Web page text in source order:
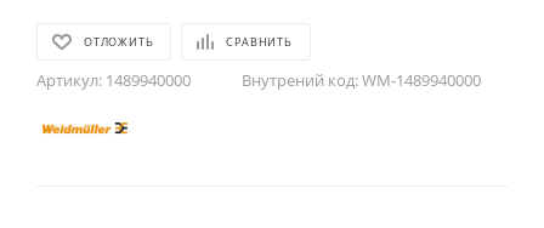
ОТЛОЖИТЬ СРАВНИТЬ
Артикул: 1489940000 Внутрений код:WM-1489940000